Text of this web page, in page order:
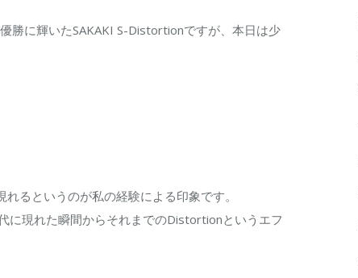
勝に輝いたSAKAKI S-Distortionですが、本日は少
るというのが私の経験による印象です。
に現れた瞬間からそれまでのDistortionというエフ